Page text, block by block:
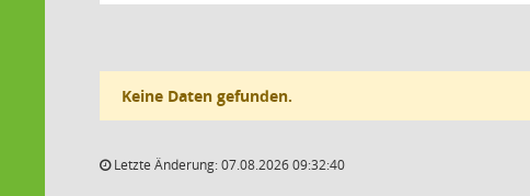
Keine Daten gefunden.
Letzte Änderung: 07.08.2026 09:32:40